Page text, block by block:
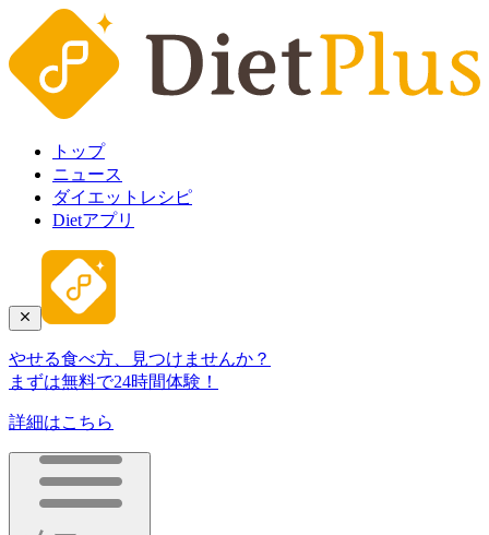
トップ
ニュース
ダイエットレシピ
Dietアプリ
やせる食べ方、見つけませんか？
まずは無料で24時間体験！
詳細はこちら